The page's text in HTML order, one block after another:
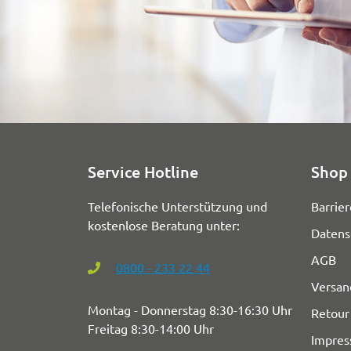
Service Hotline
Telefonische Unterstützung und
kostenlose Beratung unter:
0800 - 233 22 44
Montag - Donnerstag 8:30-16:30 Uhr
Freitag 8:30-14:00 Uhr
AGB
Retour